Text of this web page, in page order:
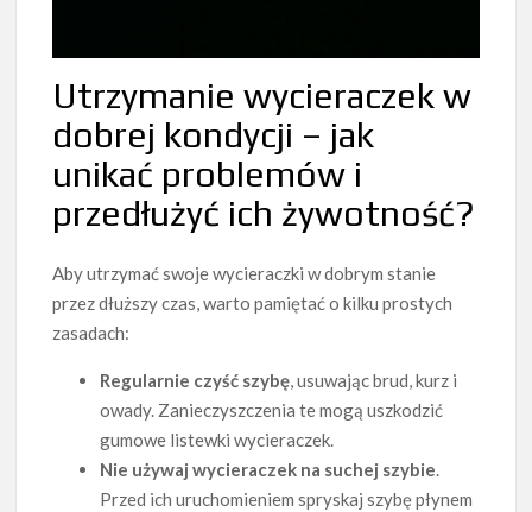
Utrzymanie wycieraczek w
dobrej kondycji – jak
unikać problemów i
przedłużyć ich żywotność?
Aby utrzymać swoje wycieraczki w dobrym stanie
przez dłuższy czas, warto pamiętać o kilku prostych
zasadach:
Regularnie czyść szybę, usuwając brud, kurz i
owady. Zanieczyszczenia te mogą uszkodzić
gumowe listewki wycieraczek.
Nie używaj wycieraczek na suchej szybie.
Przed ich uruchomieniem spryskaj szybę płynem